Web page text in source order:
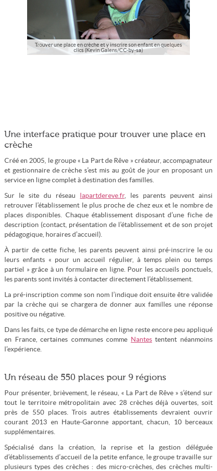
Trouver une place en crèche et y inscrire son enfant en quelques
clics (Kevin Galens/CC-by-sa)
Une interface pratique pour trouver une place en
crèche
Créé en 2005, le groupe « La Part de Rêve » créateur, accompagnateur
et gestionnaire de crèche s’est mis au goût de jour en proposant un
service en ligne complet à destination des familles.
Sur le site du réseau lapartdereve.fr, les parents peuvent ainsi
retrouver l’établissement le plus proche de chez eux et le nombre de
places disponibles. Chaque établissement disposant d’une fiche de
description (contact, présentation de l’établissement et de son projet
pédagogique, horaires d’accueil).
À partir de cette fiche, les parents peuvent ainsi pré-inscrire le ou
leurs enfants « pour un accueil régulier, à temps plein ou temps
partiel » grâce à un formulaire en ligne. Pour les accueils ponctuels,
les parents sont invités à contacter directement l’établissement.
La pré-inscription comme son nom l’indique doit ensuite être validée
par la crèche qui se chargera de donner aux familles une réponse
positive ou négative.
Dans les faits, ce type de démarche en ligne reste encore peu appliqué
en France, certaines communes comme Nantestentent néanmoins
l’expérience.
Un réseau de 550 places pour 9 régions
Pour présenter, brièvement, le réseau, « La Part de Rêve » s’étend sur
tout le territoire métropolitain avec 28 crèches déjà ouvertes, soit
près de 550 places. Trois autres établissements devraient ouvrir
courant 2013 en Haute-Garonne apportant, chacun, 10 berceaux
supplémentaires.
Spécialisé dans la création, la reprise et la gestion déléguée
d’établissements d’accueil de la petite enfance, le groupe travaille sur
plusieurs types des crèches : des micro-crèches, des crèches multi-